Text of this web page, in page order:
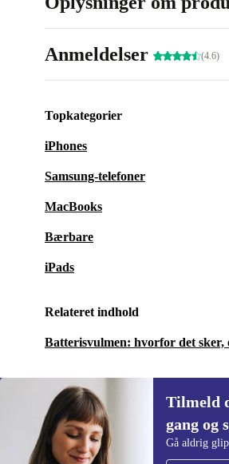
Anmeldelser (4.6)
Topkategorier
iPhones
Samsung-telefoner
MacBooks
Bærbare
iPads
Relateret indhold
Batterisvulmen: hvorfor det
Tilmeld
gang og
Gå aldrig
Tilmeld dig vores
gang og spar 115 kr!